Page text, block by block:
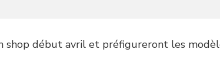
début avril et préfigureront les